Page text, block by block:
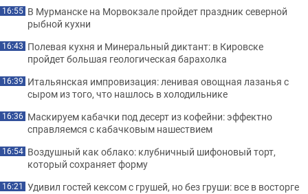
16:55 В Мурманске на Морвокзале пройдет праздник северной
рыбной кухни
16:43 Полевая кухня и Минеральный диктант: в Кировске
пройдет большая геологическая барахолка
16:39 Итальянская импровизация: ленивая овощная лазанья с
сыром из того, что нашлось в холодильнике
16:36 Маскируем кабачки под десерт из кофейни: эффектно
справляемся с кабачковым нашествием
16:54 Воздушный как облако: клубничный шифоновый торт,
который сохраняет форму
16:21 Удивил гостей кексом с грушей, но без груши: все в восторге